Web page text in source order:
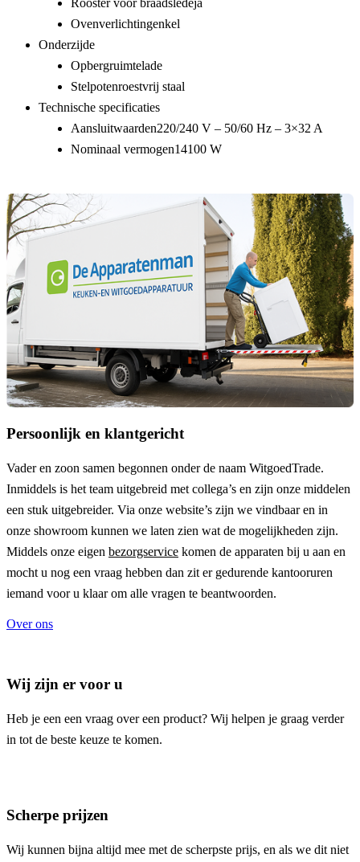
Ovenverlichtingenkel
Onderzijde
Opbergruimtelade
Stelpotenroestvrij staal
Technische specificaties
Aansluitwaarden220/240 V – 50/60 Hz – 3×32 A
Nominaal vermogen14100 W
Persoonlijk en klantgericht
Vader en zoon samen begonnen onder de naam WitgoedTrade.
Inmiddels is het team uitgebreid met collega’s en zijn onze middelen
een stuk uitgebreider. Via onze website’s zijn we vindbaar en in
onze showroom kunnen we laten zien wat de mogelijkheden zijn.
Middels onze eigen bezorgservice komen de apparaten bij u aan en
mocht u nog een vraag hebben dan zit er gedurende kantooruren
iemand voor u klaar om alle vragen te beantwoorden.
Over ons
Wij zijn er voor u
Heb je een een vraag over een product? Wij helpen je graag verder
in tot de beste keuze te komen.
Scherpe prijzen
Wij kunnen bijna altijd mee met de scherpste prijs, en als we dit niet